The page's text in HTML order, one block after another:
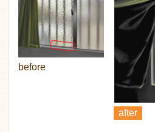
before
after